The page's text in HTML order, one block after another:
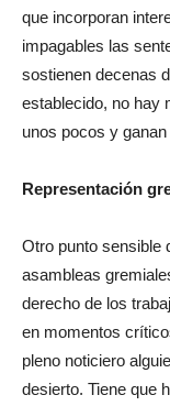
que incorporan
impagables las
sostienen decenas
establecido, no hay
unos pocos y
Representación
Otro punto sensible
asambleas
derecho de los
en momentos
pleno noticiero
desierto. Tiene que